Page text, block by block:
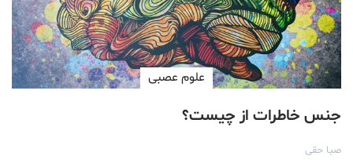
علوم عصبی
جنس خاطرات از چیست؟
صبا حقی